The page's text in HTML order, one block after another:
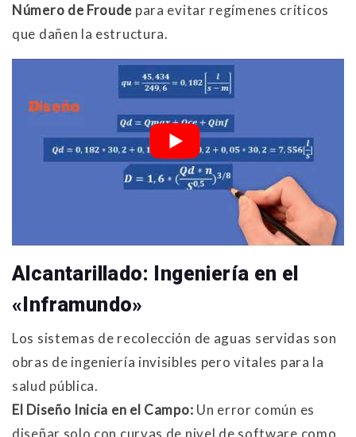
Número de Froude para evitar regímenes críticos
que dañen la estructura.
Alcantarillado: Ingeniería en el
«Inframundo»
Los sistemas de recolección de aguas servidas son
obras de ingeniería invisibles pero vitales para la
salud pública.
El Diseño Inicia en el Campo: Un error común es
diseñar solo con curvas de nivel de software como